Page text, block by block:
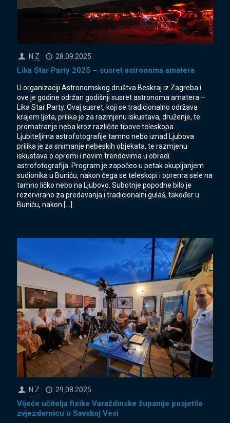
N Z 28.09.2025
Lika Star Party 2025 – susret astronoma amatera
U organizaciji Astronomskog društva Beskraj iz Zagreba i
ove je godine održan godišnji susret astronoma amatera –
Lika Star Party. Ovaj susret, koji se tradicionalno održava
krajem ljeta, prilika je za razmjenu iskustava, druženje, te
promatranje neba kroz različite tipove teleskopa.
Ljubiteljima astrofotografije tamno nebo iznad Ljubova
prilika je za snimanje nebeskih objekata, te razmjenu
iskustava o opremi i novim trendovima u obradi
astrofotografija. Program je započeo u petak okupljanjem
sudionika u Buniću, nakon čega se teleskopi i oprema sele na
tamno ličko nebo na Ljubovo. Subotnje popodne bilo je
rezervirano za predavanja i tradicionalni gulaš, također u
Buniću, nakon […]
N Z 29.08.2025
Vijeće učitelja fizike Varaždinske županije posjetilo
zvjezdarnicu u Savskoj Vesi